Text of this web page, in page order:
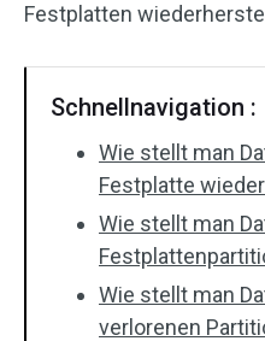
Festplatten
Schnellnavigation :
Wie stellt man
Festplatte
Wie stellt man
Wie stellt man
verlorenen